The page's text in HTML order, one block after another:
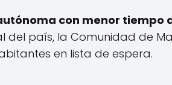
con menor tiempo
del país, la Comunidad de
en lista de espera.